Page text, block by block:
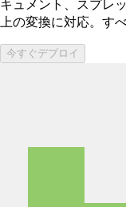
キュメント、スプレ
上の変換に対応。す
今すぐデプロイ